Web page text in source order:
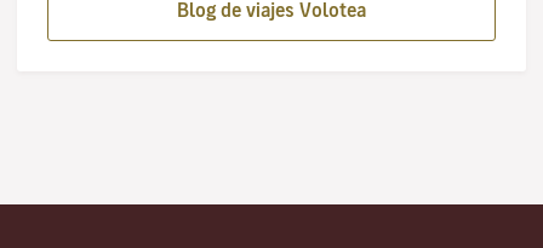
Blog de viajes Volotea